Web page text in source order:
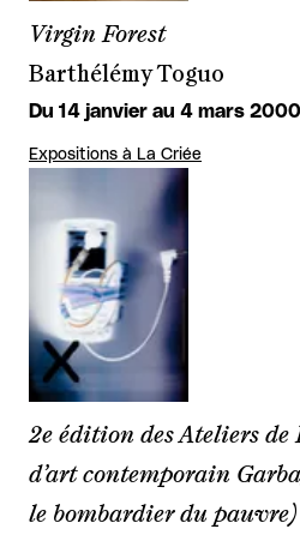
Virgin Forest
Barthélémy Toguo
Du 14 janvier au 4 mars 2000
Expositions à La Criée
2e édition des Ateliers de
d’art contemporain
le bombardier du pauvre)